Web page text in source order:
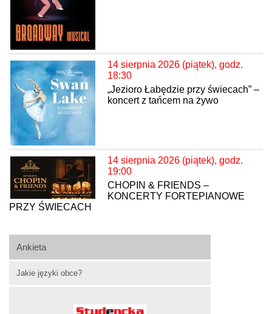
Ankieta
Jakie języki obce?
14 sierpnia 2026 (piątek), godz.
18:30
„Jezioro Łabędzie przy świecach” –
koncert z tańcem na żywo
14 sierpnia 2026 (piątek), godz.
19:00
CHOPIN & FRIENDS –
KONCERTY FORTEPIANOWE
PRZY ŚWIECACH